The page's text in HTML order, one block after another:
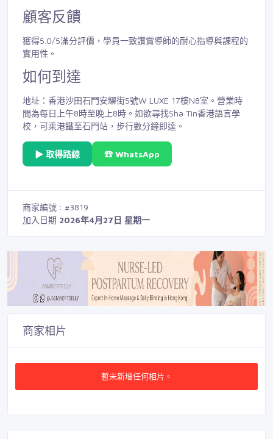
顧客反饋
獲得5.0/5滿分評價，學員一致讚賞導師的耐心指導與課程的
實用性。
如何到達
地址：香港沙田石門安耀街5號W LUXE 17樓N8室。營業時
間為每日上午8時至晚上8時。如欲尋找Sha Tin香港語言學
校，可乘港鐵至石門站，步行數分鐘即達。
▶ 取得路線 ☎ WhatsApp
商家編號 : #3819
加入日期 2026年4月27日 星期一
商家相片
暫未新增任何相片。